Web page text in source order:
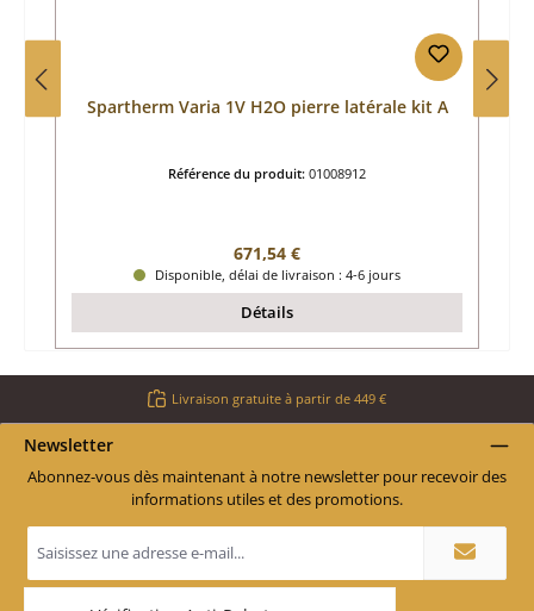
Spartherm Varia 1V H2O pierre latérale kit A
Référence du produit: 01008912
Prix régulier :
671,54 €
Disponible, délai de livraison : 4-6 jours
Détails
Livraison gratuite à partir de 449 €
Newsletter
Abonnez-vous dès maintenant à notre newsletter pour recevoir des
informations utiles et des promotions.
e-
*